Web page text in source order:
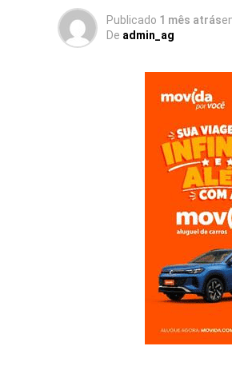
Publicado 1 mês atrás
De admin_ag